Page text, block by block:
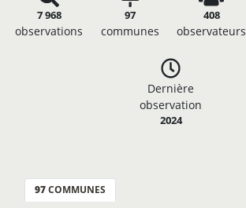
7 968
observations
97
communes
408
observateurs
Dernière
observation
2024
97COMMUNES